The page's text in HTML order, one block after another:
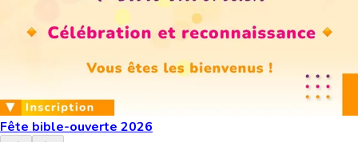
Fête bible-ouverte 2026